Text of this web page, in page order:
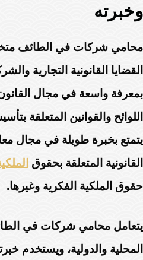
وخبرته
محامي شركات في الطائف
القضايا القانونية التجارية
بمعرفة واسعة في مجال
اللوائح والقوانين المتعلقة
يتمتع بخبرة طويلة في مجال
القانونية المتعلقة بحقوق
حقوق الملكية الفكرية وغيرها.
يتعامل محامي شركات في
المحلية والدولية، ويستخدم